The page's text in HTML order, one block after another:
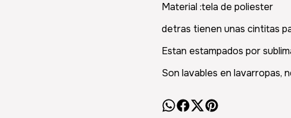
Material :tela de poliester
detras tienen unas cintitas
Estan estampados por
Son lavables en lavarropas,